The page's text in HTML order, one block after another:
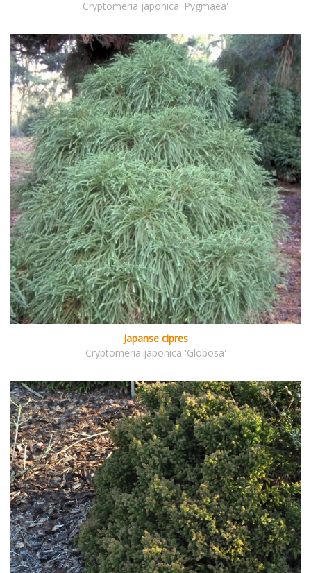
Cryptomeria japonica 'Pygmaea'
Japanse cipres
Cryptomeria japonica 'Globosa'